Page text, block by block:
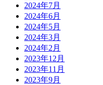
2024年7月
2024年6月
2024年5月
2024年3月
2024年2月
2023年12月
2023年11月
2023年9月